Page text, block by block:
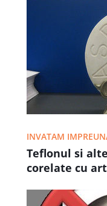
INVATAM
Teflonul si
corelate cu